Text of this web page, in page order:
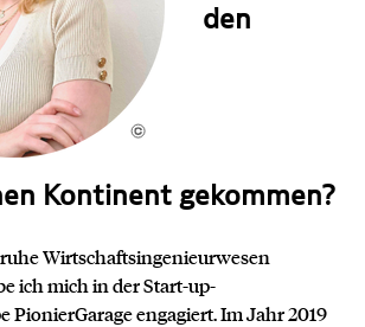
den
Kontinent gekommen?
Wirtschaftsingenieurwesen
ich mich in der Start-up-
PionierGarage engagiert. Im Jahr 2019